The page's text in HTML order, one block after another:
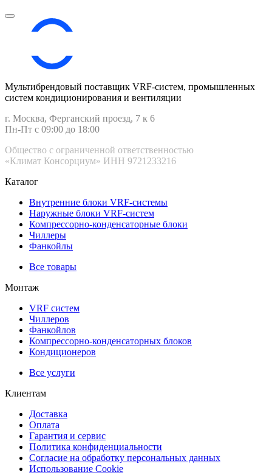
Мультибрендовый поставщик VRF-cистем, промышленных
систем кондиционирования и вентиляции
г. Москва, Ферганский проезд, 7 к 6
Пн-Пт с 09:00 до 18:00
Общество с ограниченной ответственностью
«Климат Консорциум» ИНН 9721233216
Каталог
Внутренние блоки VRF-cистемы
Наружные блоки VRF-cистем
Компрессорно-конденсаторные блоки
Чиллеры
Фанкойлы
Все товары
Монтаж
VRF систем
Чиллеров
Фанкойлов
Компрессорно-конденсаторных блоков
Кондиционеров
Все услуги
Клиентам
Доставка
Оплата
Гарантия и сервис
Политика конфиденциальности
Согласие на обработку персональных данных
Использование Cookie